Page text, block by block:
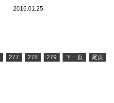
2016.01.25
277 278 279 下一页 尾页